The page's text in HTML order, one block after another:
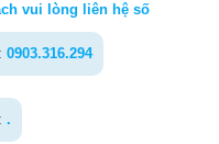
vui lòng liên hệ số
0903.316.294
.